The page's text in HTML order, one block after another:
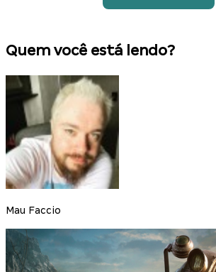
Quem você está lendo?
Mau Faccio